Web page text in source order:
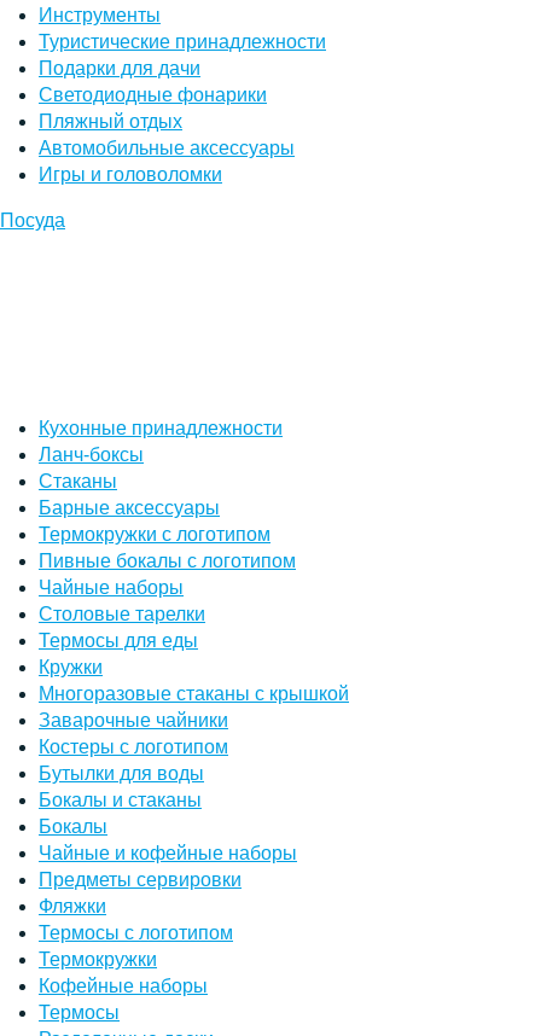
Инструменты
Туристические принадлежности
Подарки для дачи
Светодиодные фонарики
Пляжный отдых
Автомобильные аксессуары
Игры и головоломки
Посуда
Кухонные принадлежности
Ланч-боксы
Стаканы
Барные аксессуары
Термокружки с логотипом
Пивные бокалы с логотипом
Чайные наборы
Столовые тарелки
Термосы для еды
Кружки
Многоразовые стаканы с крышкой
Заварочные чайники
Костеры с логотипом
Бутылки для воды
Бокалы и стаканы
Бокалы
Чайные и кофейные наборы
Предметы сервировки
Фляжки
Термосы с логотипом
Термокружки
Кофейные наборы
Термосы